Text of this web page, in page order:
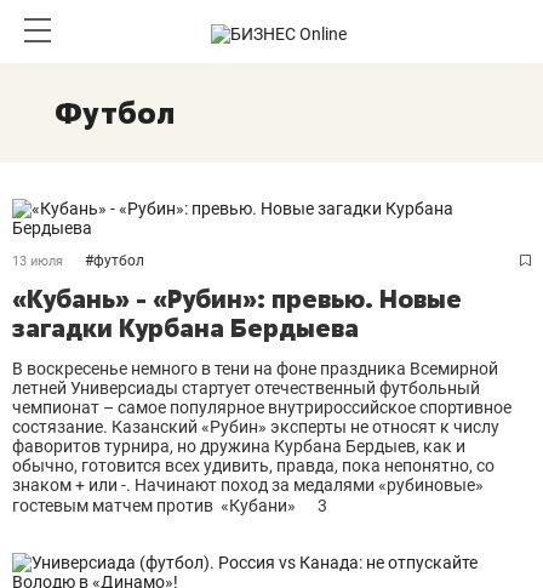
Футбол
13 июля #футбол
«Кубань» - «Рубин»: превью. Новые
загадки Курбана Бердыева
В воскресенье немного в тени на фоне праздника Всемирной
летней Универсиады стартует отечественный футбольный
чемпионат – самое популярное внутрироссийское спортивное
состязание. Казанский «Рубин» эксперты не относят к числу
фаворитов турнира, но дружина Курбана Бердыев, как и
обычно, готовится всех удивить, правда, пока непонятно, со
знаком + или -. Начинают поход за медалями «рубиновые»
гостевым матчем против «Кубани»
3